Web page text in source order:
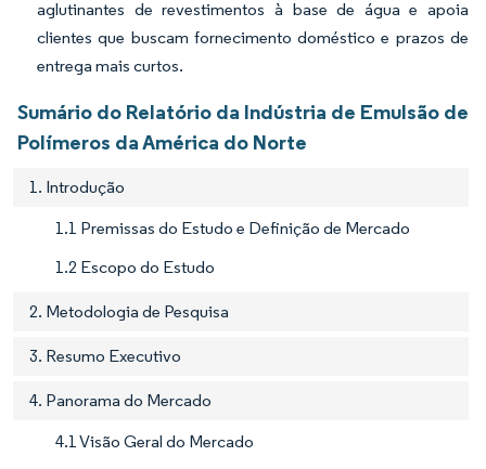
aglutinantes de revestimentos à base de água e apoia
clientes que buscam fornecimento doméstico e prazos de
entrega mais curtos.
Sumário do Relatório da Indústria de Emulsão de
Polímeros da América do Norte
1. Introdução
1.1 Premissas do Estudo e Definição de Mercado
1.2 Escopo do Estudo
2. Metodologia de Pesquisa
3. Resumo Executivo
4. Panorama do Mercado
4.1 Visão Geral do Mercado